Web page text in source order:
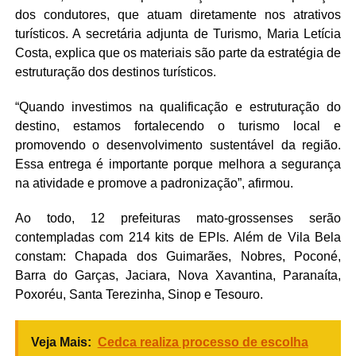
dos condutores, que atuam diretamente nos atrativos
turísticos. A secretária adjunta de Turismo, Maria Letícia
Costa, explica que os materiais são parte da estratégia de
estruturação dos destinos turísticos.
“Quando investimos na qualificação e estruturação do
destino, estamos fortalecendo o turismo local e
promovendo o desenvolvimento sustentável da região.
Essa entrega é importante porque melhora a segurança
na atividade e promove a padronização”, afirmou.
Ao todo, 12 prefeituras mato-grossenses serão
contempladas com 214 kits de EPIs. Além de Vila Bela
constam: Chapada dos Guimarães, Nobres, Poconé,
Barra do Garças, Jaciara, Nova Xavantina, Paranaíta,
Poxoréu, Santa Terezinha, Sinop e Tesouro.
Veja Mais: Cedca realiza processo de escolha